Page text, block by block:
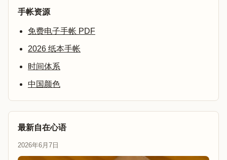
手帐资源
免费电子手帐 PDF
2026 纸本手帐
时间体系
中国颜色
最新自在心语
2026年6月7日